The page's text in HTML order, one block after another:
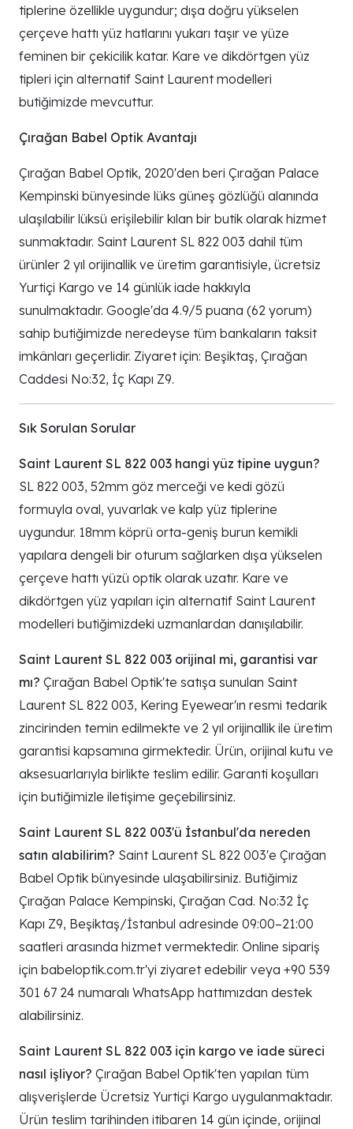
tiplerine özellikle uygundur; dışa doğru yükselen
çerçeve hattı yüz hatlarını yukarı taşır ve yüze
feminen bir çekicilik katar. Kare ve dikdörtgen yüz
tipleri için alternatif Saint Laurent modelleri
butiğimizde mevcuttur.
Çırağan Babel Optik Avantajı
Çırağan Babel Optik, 2020'den beri Çırağan Palace
Kempinski bünyesinde lüks güneş gözlüğü alanında
ulaşılabilir lüksü erişilebilir kılan bir butik olarak hizmet
sunmaktadır. Saint Laurent SL 822 003 dahil tüm
ürünler 2 yıl orijinallik ve üretim garantisiyle, ücretsiz
Yurtiçi Kargo ve 14 günlük iade hakkıyla
sunulmaktadır. Google'da 4.9/5 puana (62 yorum)
sahip butiğimizde neredeyse tüm bankaların taksit
imkânları geçerlidir. Ziyaret için: Beşiktaş, Çırağan
Caddesi No:32, İç Kapı Z9.
Sık Sorulan Sorular
Saint Laurent SL 822 003 hangi yüz tipine uygun?
SL 822 003, 52mm göz merceği ve kedi gözü
formuyla oval, yuvarlak ve kalp yüz tiplerine
uygundur. 18mm köprü orta-geniş burun kemikli
yapılara dengeli bir oturum sağlarken dışa yükselen
çerçeve hattı yüzü optik olarak uzatır. Kare ve
dikdörtgen yüz yapıları için alternatif Saint Laurent
modelleri butiğimizdeki uzmanlardan danışılabilir.
Saint Laurent SL 822 003 orijinal mi, garantisi var
mı? Çırağan Babel Optik'te satışa sunulan Saint
Laurent SL 822 003, Kering Eyewear'ın resmi tedarik
zincirinden temin edilmekte ve 2 yıl orijinallik ile üretim
garantisi kapsamına girmektedir. Ürün, orijinal kutu ve
aksesuarlarıyla birlikte teslim edilir. Garanti koşulları
için butiğimizle iletişime geçebilirsiniz.
Saint Laurent SL 822 003'ü İstanbul'da nereden
satın alabilirim? Saint Laurent SL 822 003'e Çırağan
Babel Optik bünyesinde ulaşabilirsiniz. Butiğimiz
Çırağan Palace Kempinski, Çırağan Cad. No:32 İç
Kapı Z9, Beşiktaş/İstanbul adresinde 09:00–21:00
saatleri arasında hizmet vermektedir. Online sipariş
için babeloptik.com.tr'yi ziyaret edebilir veya +90 539
301 67 24 numaralı WhatsApp hattımızdan destek
alabilirsiniz.
Saint Laurent SL 822 003 için kargo ve iade süreci
nasıl işliyor? Çırağan Babel Optik'ten yapılan tüm
alışverişlerde Ücretsiz Yurtiçi Kargo uygulanmaktadır.
Ürün teslim tarihinden itibaren 14 gün içinde, orijinal